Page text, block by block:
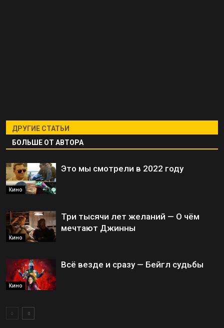
ДРУГИЕ СТАТЬИ
БОЛЬШЕ ОТ АВТОРА
Кино
Это мы смотрели в 2022 году
Кино
Три тысячи лет желаний — О чём
мечтают Джинны
Кино
Всё везде и сразу — Бейгл судьбы